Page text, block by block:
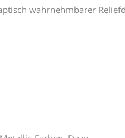
wahrnehmbarer